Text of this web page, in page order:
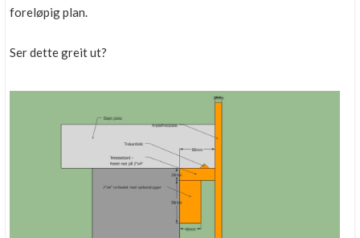
foreløpig plan.
Ser dette greit ut?